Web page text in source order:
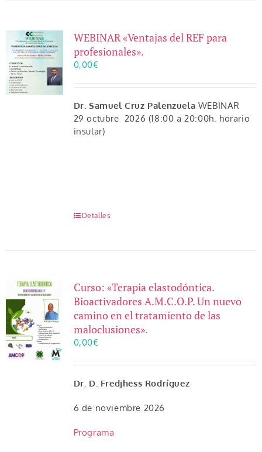
WEBINAR «Ventajas del REF para
profesionales».
0,00€
Dr. Samuel Cruz Palenzuela WEBINAR
29 octubre 2026 (18:00 a 20:00h. horario
insular)
Detalles
Curso: «Terapia elastodóntica.
Bioactivadores A.M.C.O.P. Un nuevo
camino en el tratamiento de las
maloclusiones».
0,00€
Dr. D. Fredjhess Rodríguez
6 de noviembre 2026
Programa